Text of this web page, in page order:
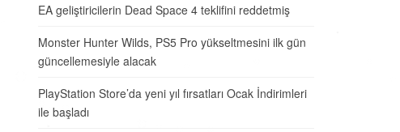
EA geliştiricilerin Dead Space 4 teklifini reddetmiş
Monster Hunter Wilds, PS5 Pro yükseltmesini ilk gün
güncellemesiyle alacak
PlayStation Store’da yeni yıl fırsatları Ocak İndirimleri
ile başladı